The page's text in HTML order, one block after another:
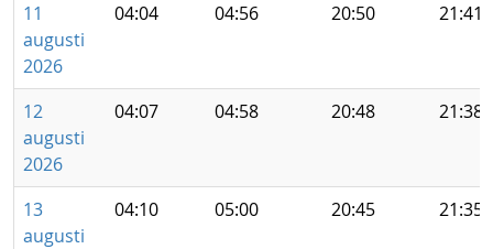
11
augusti
2026
04:04 04:56 20:50 21:41
12
augusti
2026
04:07 04:58 20:48 21:38
13
augusti
04:10 05:00 20:45 21:35